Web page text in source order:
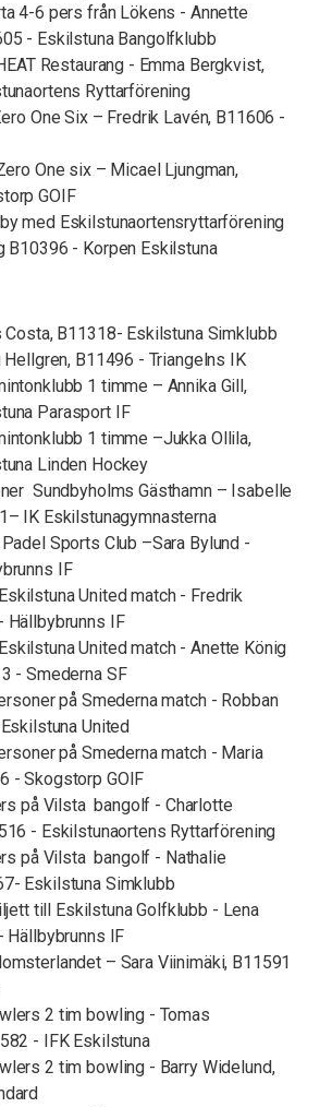
4-6 pers från Lökens - Annette
- Eskilstuna Bangolfklubb
Restaurang - Emma Bergkvist,
Ryttarförening
One Six – Fredrik Lavén, B11606 -
One six – Micael Ljungman,
GOIF
med Eskilstunaortensryttarförening
B10396 - Korpen Eskilstuna
Costa, B11318- Eskilstuna Simklubb
B11496 - Triangelns IK
1 timme – Annika Gill,
Parasport IF
1 timme –Jukka Ollila,
Linden Hockey
Sundbyholms Gästhamn – Isabelle
IK Eskilstunagymnasterna
Sports Club –Sara Bylund -
IF
United match - Fredrik
Hällbybrunns IF
United match - Anette König
- Smederna SF
på Smederna match - Robban
United
på Smederna match - Maria
- Skogstorp GOIF
på Vilsta bangolf - Charlotte
- Eskilstunaortens Ryttarförening
på Vilsta bangolf - Nathalie
Eskilstuna Simklubb
till Eskilstuna Golfklubb - Lena
Hällbybrunns IF
– Sara Viinimäki, B11591
2 tim bowling - Tomas
- IFK Eskilstuna
2 tim bowling - Barry Widelund,